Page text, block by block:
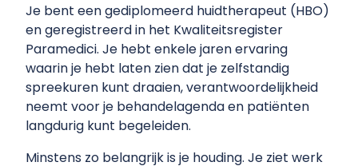
Je bent een gediplomeerd huidtherapeut (HBO)
en geregistreerd in het Kwaliteitsregister
Paramedici. Je hebt enkele jaren ervaring
waarin je hebt laten zien dat je zelfstandig
spreekuren kunt draaien, verantwoordelijkheid
neemt voor je behandelagenda en patiënten
langdurig kunt begeleiden.
Minstens zo belangrijk is je houding. Je ziet werk